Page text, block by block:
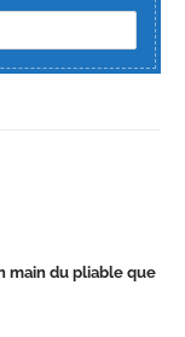
main du pliable que